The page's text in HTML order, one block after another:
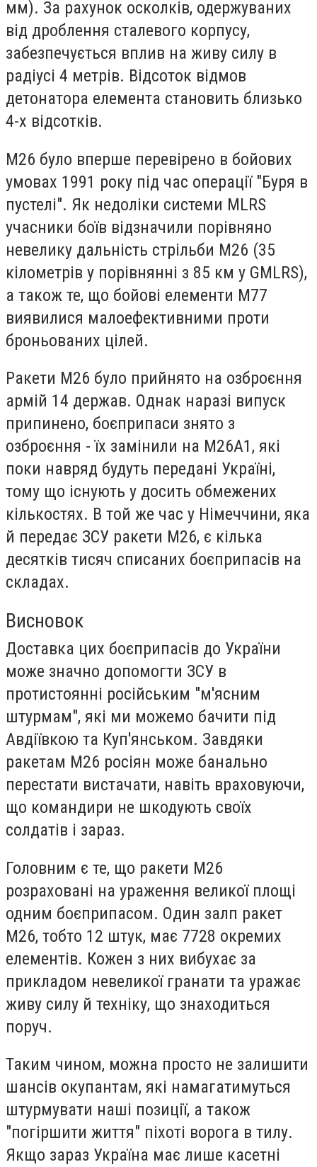
мм). За рахунок осколків, одержуваних
від дроблення сталевого корпусу,
забезпечується вплив на живу силу в
радіусі 4 метрів. Відсоток відмов
детонатора елемента становить близько
4-х відсотків.
М26 було вперше перевірено в бойових
умовах 1991 року під час операції "Буря в
пустелі". Як недоліки системи MLRS
учасники боїв відзначили порівняно
невелику дальність стрільби М26 (35
кілометрів у порівнянні з 85 км у GMLRS),
а також те, що бойові елементи М77
виявилися малоефективними проти
броньованих цілей.
Ракети М26 було прийнято на озброєння
армій 14 держав. Однак наразі випуск
припинено, боєприпаси знято з
озброєння - їх замінили на М26А1, які
поки навряд будуть передані Україні,
тому що існують у досить обмежених
кількостях. В той же час у Німеччини, яка
й передає ЗСУ ракети М26, є кілька
десятків тисяч списаних боєприпасів на
складах.
Висновок
Доставка цих боєприпасів до України
може значно допомогти ЗСУ в
протистоянні російським "м'ясним
штурмам", які ми можемо бачити під
Авдіївкою та Куп'янськом. Завдяки
ракетам М26 росіян може банально
перестати вистачати, навіть враховуючи,
що командири не шкодують своїх
солдатів і зараз.
Головним є те, що ракети М26
розраховані на ураження великої площі
одним боєприпасом. Один залп ракет
М26, тобто 12 штук, має 7728 окремих
елементів. Кожен з них вибухає за
прикладом невеликої гранати та уражає
живу силу й техніку, що знаходиться
поруч.
Таким чином, можна просто не залишити
шансів окупантам, які намагатимуться
штурмувати наші позиції, а також
"погіршити життя" піхоті ворога в тилу.
Якщо зараз Україна має лише касетні